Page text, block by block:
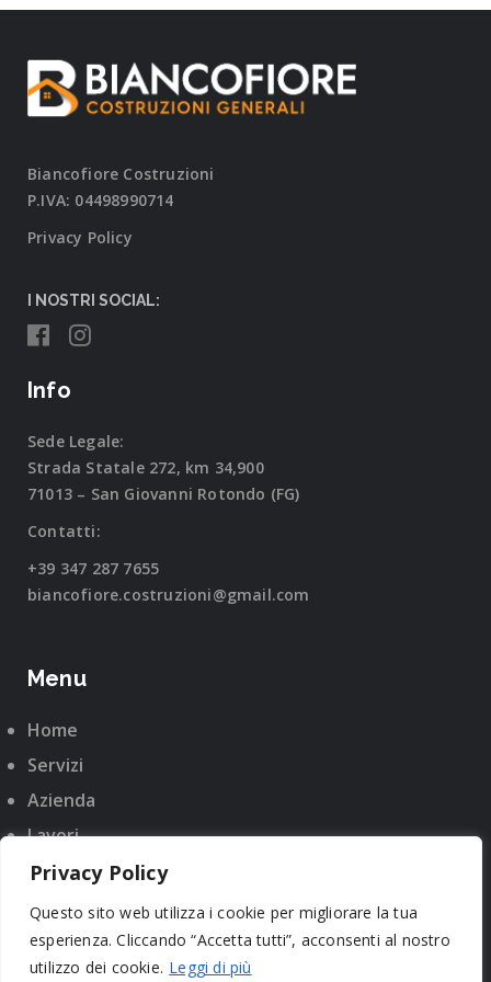
Privacy Policy
Questo sito web utilizza i cookie per migliorare la tua
esperienza. Cliccando “Accetta tutti”, acconsenti al nostro
utilizzo dei cookie. Leggi di più
Biancofiore Costruzioni
P.IVA: 04498990714
Privacy Policy
I NOSTRI SOCIAL:
Info
Sede Legale:
Strada Statale 272, km 34,900
71013 – San Giovanni Rotondo (FG)
Contatti:
+39 347 287 7655
biancofiore.costruzioni@gmail.com
Menu
Home
Servizi
Azienda
Lavori
Certificazioni
Contatti